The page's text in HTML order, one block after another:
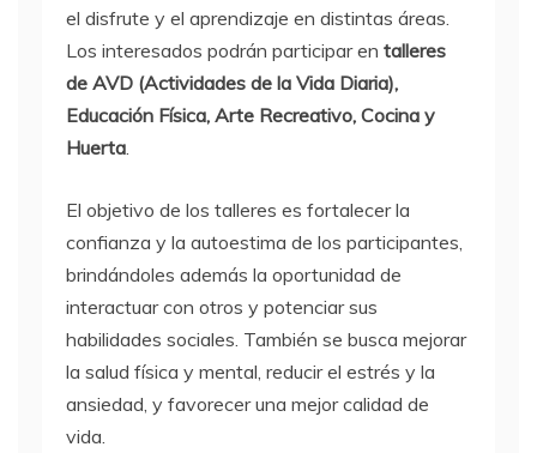
el disfrute y el aprendizaje en distintas áreas.
Los interesados podrán participar en talleres
de AVD (Actividades de la Vida Diaria),
Educación Física, Arte Recreativo, Cocina y
Huerta.
El objetivo de los talleres es fortalecer la
confianza y la autoestima de los participantes,
brindándoles además la oportunidad de
interactuar con otros y potenciar sus
habilidades sociales. También se busca mejorar
la salud física y mental, reducir el estrés y la
ansiedad, y favorecer una mejor calidad de
vida.